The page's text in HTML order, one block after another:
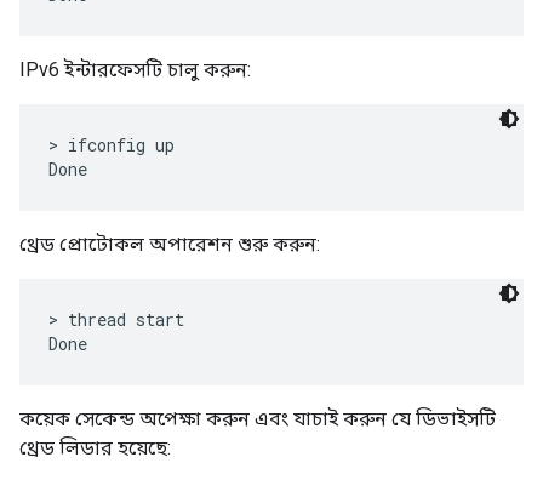
IPv6 ইন্টারফেসটি চালু করুন:
> ifconfig up
থ্রেড প্রোটোকল অপারেশন শুরু করুন:
> thread start
কয়েক সেকেন্ড অপেক্ষা করুন এবং যাচাই করুন যে ডিভাইসটি
থ্রেড লিডার হয়েছে: